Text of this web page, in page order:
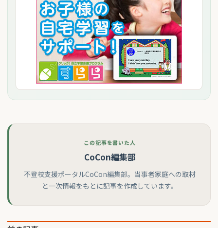
この記事を書いた人
CoCon編集部
不登校支援ポータルCoCon編集部。当事者家庭への取材
と一次情報をもとに記事を作成しています。